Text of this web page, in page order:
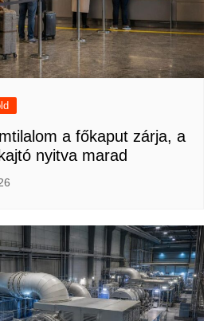
a főkaput zárja, a
nyitva marad